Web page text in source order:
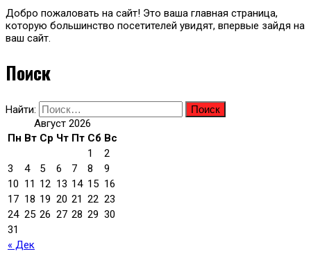
Добро пожаловать на сайт! Это ваша главная страница,
которую большинство посетителей увидят, впервые зайдя на
ваш сайт.
Поиск
Найти:
Август 2026
Пн Вт Ср Чт Пт Сб Вс
« Дек
1
2
3
4 5 6 7 8
9
10 11 12 13 14 15 16
17 18 19 20 21 22 23
24 25 26 27 28 29 30
31